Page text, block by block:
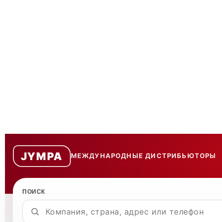
JYMPA МЕЖДУНАРОДНЫЕ ДИСТРИБЬЮТОРЫ
Международные
Список
ПОИСК